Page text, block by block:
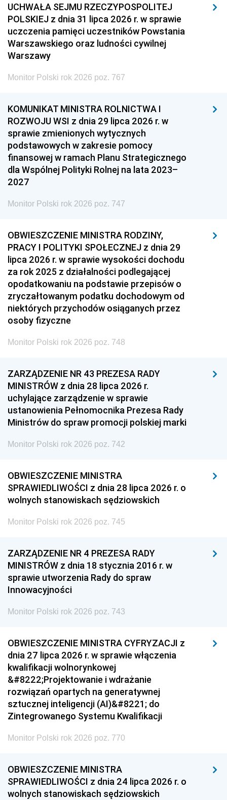
UCHWAŁA SEJMU RZECZYPOSPOLITEJ
POLSKIEJ z dnia 31 lipca 2026 r. w sprawie
uczczenia pamięci uczestników Powstania
Warszawskiego oraz ludności cywilnej
Warszawy
Monitor Polski rok 2026 poz. 767
KOMUNIKAT MINISTRA ROLNICTWA I
ROZWOJU WSI z dnia 29 lipca 2026 r. w
sprawie zmienionych wytycznych
podstawowych w zakresie pomocy
finansowej w ramach Planu Strategicznego
dla Wspólnej Polityki Rolnej na lata 2023–
2027
Monitor Polski rok 2026 poz. 747
OBWIESZCZENIE MINISTRA RODZINY,
PRACY I POLITYKI SPOŁECZNEJ z dnia 29
lipca 2026 r. w sprawie wysokości dochodu
za rok 2025 z działalności podlegającej
opodatkowaniu na podstawie przepisów o
zryczałtowanym podatku dochodowym od
niektórych przychodów osiąganych przez
osoby fizyczne
Monitor Polski rok 2026 poz. 748
ZARZĄDZENIE NR 43 PREZESA RADY
MINISTRÓW z dnia 28 lipca 2026 r.
uchylające zarządzenie w sprawie
ustanowienia Pełnomocnika Prezesa Rady
Ministrów do spraw promocji polskiej marki
Monitor Polski rok 2026 poz. 742
OBWIESZCZENIE MINISTRA
SPRAWIEDLIWOŚCI z dnia 28 lipca 2026 r. o
wolnych stanowiskach sędziowskich
Monitor Polski rok 2026 poz. 745
ZARZĄDZENIE NR 4 PREZESA RADY
MINISTRÓW z dnia 18 stycznia 2016 r. w
sprawie utworzenia Rady do spraw
Innowacyjności
Monitor Polski rok 2026 poz. 743
OBWIESZCZENIE MINISTRA CYFRYZACJI z
dnia 27 lipca 2026 r. w sprawie włączenia
kwalifikacji wolnorynkowej
&#8222;Projektowanie i wdrażanie
rozwiązań opartych na generatywnej
sztucznej inteligencji (AI)&#8221; do
Zintegrowanego Systemu Kwalifikacji
Monitor Polski rok 2026 poz. 770
OBWIESZCZENIE MINISTRA
SPRAWIEDLIWOŚCI z dnia 24 lipca 2026 r. o
wolnych stanowiskach sędziowskich